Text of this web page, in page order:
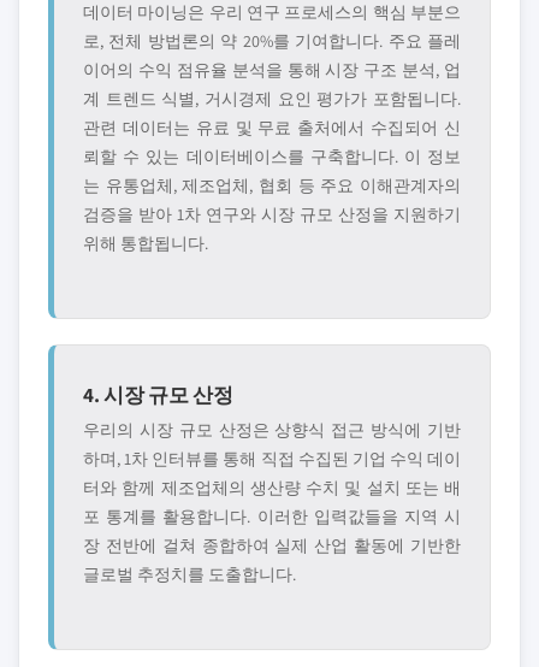
데이터 마이닝은 우리 연구 프로세스의 핵심 부분으
로, 전체 방법론의 약 20%를 기여합니다. 주요 플레
이어의 수익 점유율 분석을 통해 시장 구조 분석, 업
계 트렌드 식별, 거시경제 요인 평가가 포함됩니다.
관련 데이터는 유료 및 무료 출처에서 수집되어 신
뢰할 수 있는 데이터베이스를 구축합니다. 이 정보
는 유통업체, 제조업체, 협회 등 주요 이해관계자의
검증을 받아 1차 연구와 시장 규모 산정을 지원하기
위해 통합됩니다.
4. 시장 규모 산정
우리의 시장 규모 산정은 상향식 접근 방식에 기반
하며, 1차 인터뷰를 통해 직접 수집된 기업 수익 데이
터와 함께 제조업체의 생산량 수치 및 설치 또는 배
포 통계를 활용합니다. 이러한 입력값들을 지역 시
장 전반에 걸쳐 종합하여 실제 산업 활동에 기반한
글로벌 추정치를 도출합니다.